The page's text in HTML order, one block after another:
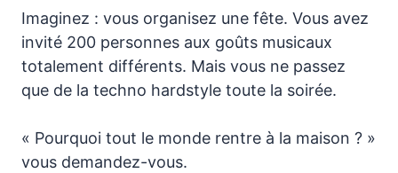
Imaginez : vous organisez une fête. Vous avez
invité 200 personnes aux goûts musicaux
totalement différents. Mais vous ne passez
que de la techno hardstyle toute la soirée.
« Pourquoi tout le monde rentre à la maison ? »
vous demandez-vous.